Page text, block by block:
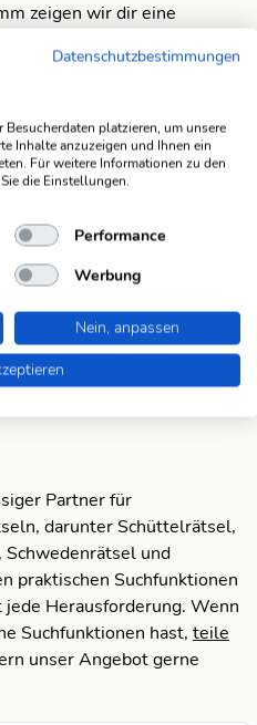
zeigen wir dir eine
auf das entsprechende
die dazu passen.
Andreas 1966-
Partner für
darunter Schüttelrätsel,
und
praktischen Suchfunktionen
Herausforderung. Wenn
Suchfunktionen hast, teile
unser Angebot gerne
Datenschutzbestimmungen
platzieren, um unsere
Inhalte anzuzeigen und Ihnen ein
Für weitere Informationen zu den
die Einstellungen.
Performance
Werbung
Nein, anpassen